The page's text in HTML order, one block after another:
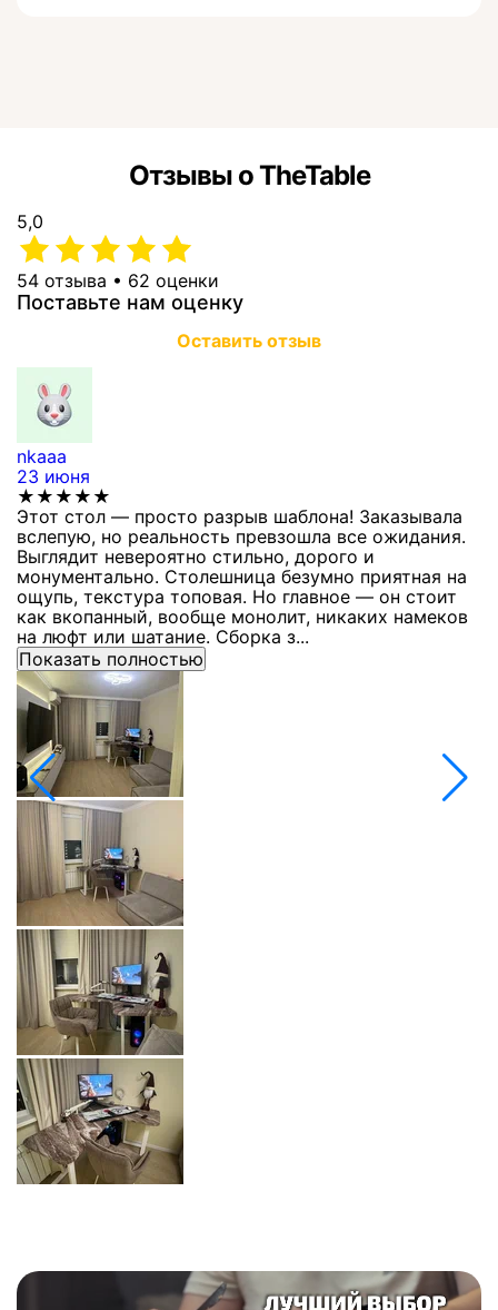
Отзывы о TheTable
5,0
54 отзыва • 62 оценки
Поставьте нам оценку
Оставить отзыв
nkaaa
23 июня
★★★★★
Этот стол — просто разрыв шаблона! Заказывала
вслепую, но реальность превзошла все ожидания.
Выглядит невероятно стильно, дорого и
монументально. Столешница безумно приятная на
ощупь, текстура топовая. Но главное — он стоит
как вкопанный, вообще монолит, никаких намеков
на люфт или шатание. Сборка з...
Показать полностью